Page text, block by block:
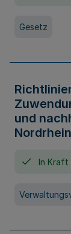
Gesetz
und
In Kraft